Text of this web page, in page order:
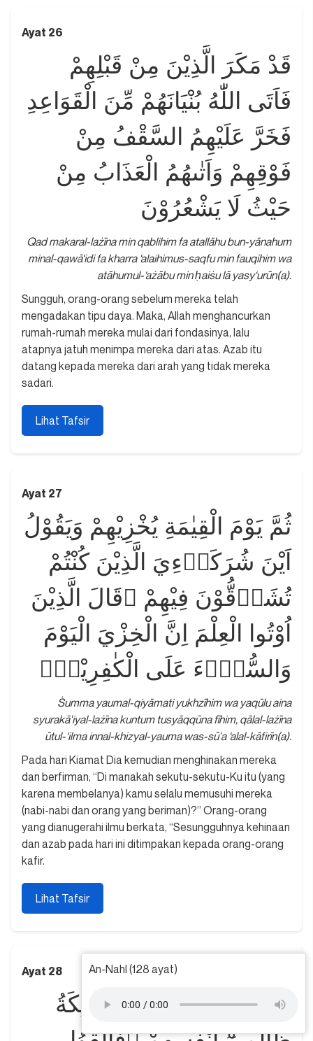
Ayat 26
قَدْ مَكَرَ الَّذِيْنَ مِنْ قَبْلِهِمْ
فَاَتَى اللّٰهُ بُنْيَانَهُمْ مِّنَ الْقَوَاعِدِ
فَخَرَّ عَلَيْهِمُ السَّقْفُ مِنْ
فَوْقِهِمْ وَاَتٰىهُمُ الْعَذَابُ مِنْ
حَيْثُ لَا يَشْعُرُوْنَ
Qad makaral-lażīna min qablihim fa atallāhu bun-yānahum
minal-qawā‘idi fa kharra ‘alaihimus-saqfu min fauqihim wa
atāhumul-‘ażābu min ḥaiṡu lā yasy‘urūn(a).
Sungguh, orang-orang sebelum mereka telah
mengadakan tipu daya. Maka, Allah menghancurkan
rumah-rumah mereka mulai dari fondasinya, lalu
atapnya jatuh menimpa mereka dari atas. Azab itu
datang kepada mereka dari arah yang tidak mereka
sadari.
Lihat Tafsir
Ayat 27
ثُمَّ يَوْمَ الْقِيٰمَةِ يُخْزِيْهِمْ وَيَقُوْلُ
اَيْنَ شُرَكَاۤءِيَ الَّذِيْنَ كُنْتُمْ
تُشَاۤقُّوْنَ فِيْهِمْ ۗقَالَ الَّذِيْنَ
اُوْتُوا الْعِلْمَ اِنَّ الْخِزْيَ الْيَوْمَ
وَالسُّوْۤءَ عَلَى الْكٰفِرِيْنَۙ
Ṡumma yaumal-qiyāmati yukhzīhim wa yaqūlu aina
syurakā'iyal-lażīna kuntum tusyāqqūna fīhim, qālal-lażīna
ūtul-‘ilma innal-khizyal-yauma was-sū'a ‘alal-kāfirīn(a).
Pada hari Kiamat Dia kemudian menghinakan mereka
dan berfirman, “Di manakah sekutu-sekutu-Ku itu (yang
karena membelanya) kamu selalu memusuhi mereka
(nabi-nabi dan orang yang beriman)?” Orang-orang
yang dianugerahi ilmu berkata, “Sesungguhnya kehinaan
dan azab pada hari ini ditimpakan kepada orang-orang
kafir.
Lihat Tafsir
Ayat 28
الَّذِيْنَ تَتَوَفّٰىهُمُ الْمَلٰۤىِٕكَةُ
An-Nahl (128 ayat)